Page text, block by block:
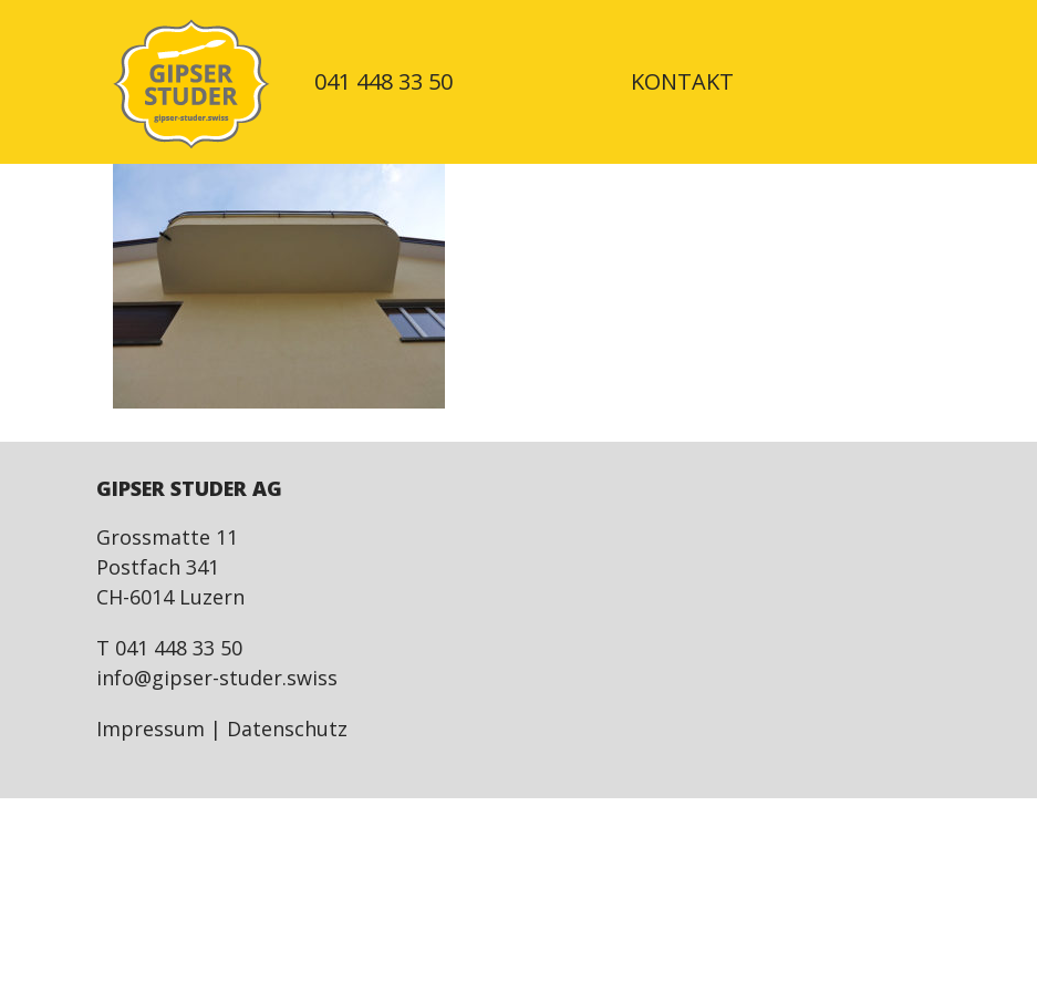
041 448 33 50 KONTAKT
ANGEBOT
STUCK
SCHIMMELSANIERUNG
DEKORATIV / KREATIV
AKUSTIK
REFERENZEN
ÜBER
TEAM
PARTNERSCHAFTEN
SPONSORING
LEHRLINGE
BEITRAGSNAVIGATION
GIPSER STUDER AG
Grossmatte 11
Postfach 341
CH-6014 Luzern
T 041 448 33 50
info@gipser-studer.swiss
Impressum | Datenschutz